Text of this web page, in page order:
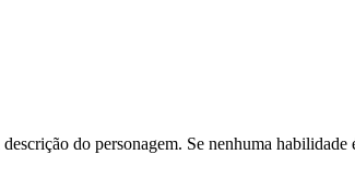
descrição do personagem. Se nenhuma habilidade